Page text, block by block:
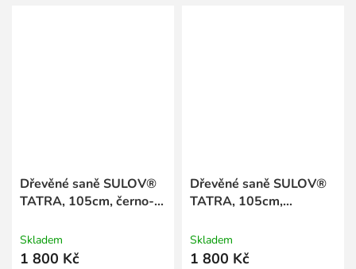
Dřevěné saně SULOV®
TATRA, 105cm, černo-
Skladem
1 800 Kč
Dřevěné saně SULOV®
TATRA, 105cm,
Skladem
1 800 Kč